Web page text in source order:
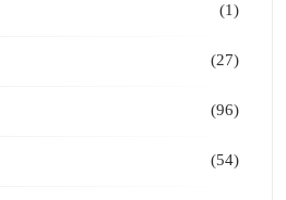
(1)
(27)
(96)
(54)